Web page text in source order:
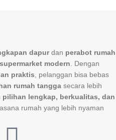
dapurdan perabot rumah
supermarket modern . Dengan
praktis , pelanggan bisa bebas
rumah tangga secara lebih
pilihan lengkap, berkualitas, dan
rumah yang lebih nyaman